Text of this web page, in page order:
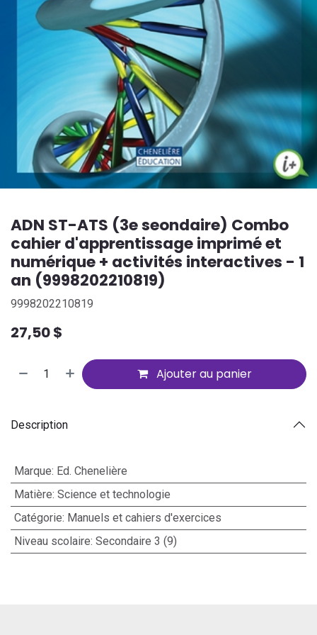
ADN ST-ATS (3e seondaire) Combo
cahier d'apprentissage imprimé et
numérique + activités interactives - 1
an (9998202210819)
9998202210819
27,50$
Ajouter au panier
Description
Marque: Ed. Chenelière
Matière: Science et technologie
Catégorie: Manuels et cahiers d'exercices
Niveau scolaire: Secondaire 3 (9)